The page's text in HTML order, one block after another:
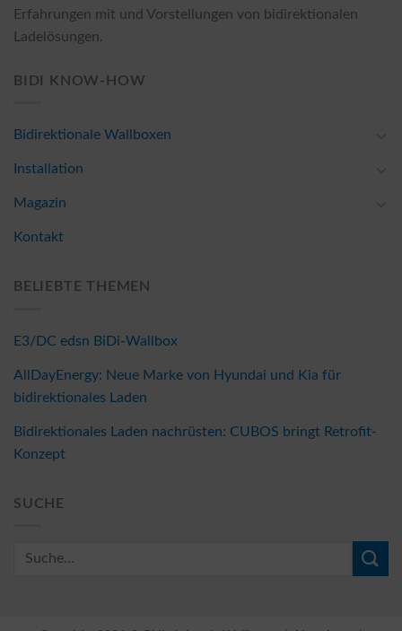
Erfahrungen mit und Vorstellungen von bidirektionalen
Ladelösungen.
BIDI KNOW-HOW
Bidirektionale Wallboxen
Installation
Magazin
Kontakt
BELIEBTE THEMEN
E3/DC edsn BiDi-Wallbox
AllDayEnergy: Neue Marke von Hyundai und Kia für
bidirektionales Laden
Bidirektionales Laden nachrüsten: CUBOS bringt Retrofit-
Konzept
SUCHE